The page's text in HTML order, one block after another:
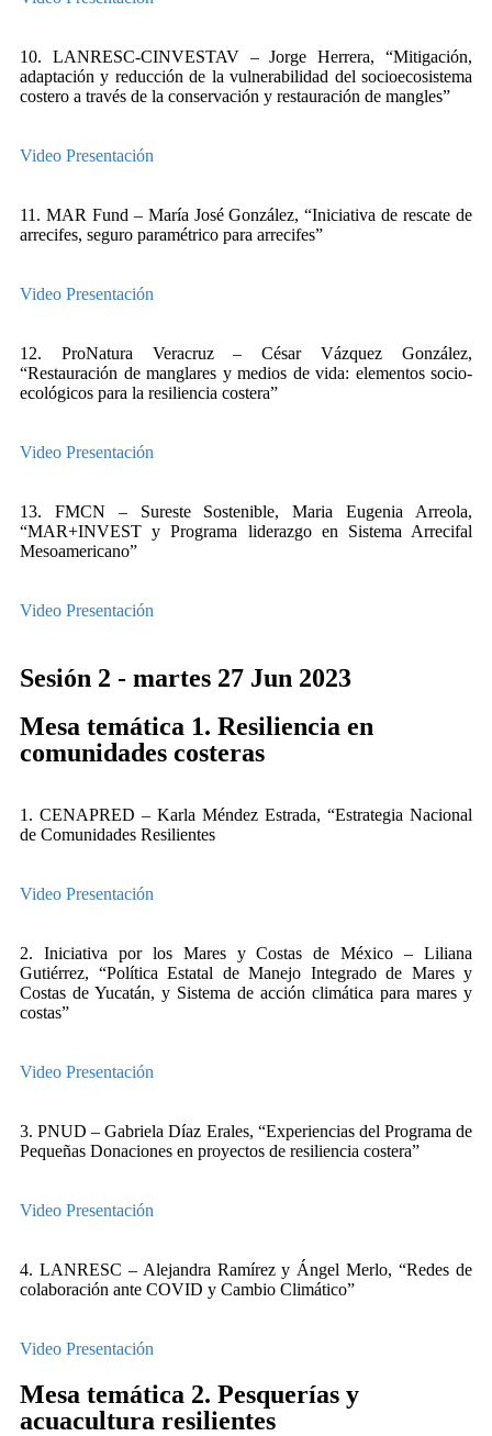
10. LANRESC-CINVESTAV – Jorge Herrera, “Mitigación,
adaptación y reducción de la vulnerabilidad del socioecosistema
costero a través de la conservación y restauración de mangles”
Video Presentación
11. MAR Fund – María José González, “Iniciativa de rescate de
arrecifes, seguro paramétrico para arrecifes”
Video Presentación
12. ProNatura Veracruz – César Vázquez González,
“Restauración de manglares y medios de vida: elementos socio-
ecológicos para la resiliencia costera”
Video Presentación
13. FMCN – Sureste Sostenible, Maria Eugenia Arreola,
“MAR+INVEST y Programa liderazgo en Sistema Arrecifal
Mesoamericano”
Video Presentación
Sesión 2 - martes 27 Jun 2023
Mesa temática 1. Resiliencia en
comunidades costeras
1. CENAPRED – Karla Méndez Estrada, “Estrategia Nacional
de Comunidades Resilientes
Video Presentación
2. Iniciativa por los Mares y Costas de México – Liliana
Gutiérrez, “Política Estatal de Manejo Integrado de Mares y
Costas de Yucatán, y Sistema de acción climática para mares y
costas”
Video Presentación
3. PNUD – Gabriela Díaz Erales, “Experiencias del Programa de
Pequeñas Donaciones en proyectos de resiliencia costera”
Video Presentación
4. LANRESC – Alejandra Ramírez y Ángel Merlo, “Redes de
colaboración ante COVID y Cambio Climático”
Video Presentación
Mesa temática 2. Pesquerías y
acuacultura resilientes